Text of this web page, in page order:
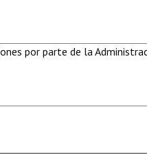
por parte de la